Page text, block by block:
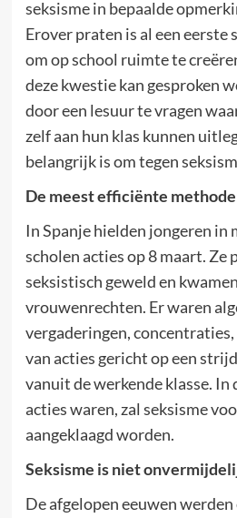
seksisme in bepaalde
Erover praten is al een eerste
om op school ruimte te
deze kwestie kan gesproken
door een lesuur te vragen
zelf aan hun klas kunnen
belangrijk is om tegen
De meest efficiënte
In Spanje hielden jongeren in
scholen acties op 8 maart. Ze
seksistisch geweld en
vrouwenrechten. Er waren
vergaderingen,
van acties gericht op een
vanuit de werkende klasse. In
acties waren, zal seksisme
aangeklaagd worden.
Seksisme is niet
De afgelopen eeuwen